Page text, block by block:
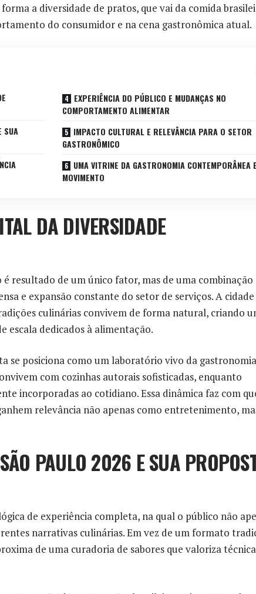
a diversidade de pratos, que vai da comida
do consumidor e na cena gastronômica atual.
SUA
EXPERIÊNCIA DO PÚBLICO E MUDANÇAS NO
COMPORTAMENTO ALIMENTAR
IMPACTO CULTURAL E RELEVÂNCIA PARA O SETOR
GASTRONÔMICO
UMA VITRINE DA GASTRONOMIA CONTEMPORÂNEA
MOVIMENTO
DA DIVERSIDADE
resultado de um único fator, mas de uma combinação
e expansão constante do setor de serviços. A cidade
culinárias convivem de forma natural, criando
escala dedicados à alimentação.
se posiciona como um laboratório vivo da gastronomia
com cozinhas autorais sofisticadas, enquanto
incorporadas ao cotidiano. Essa dinâmica faz com
relevância não apenas como entretenimento,
PAULO 2026 E SUA
de experiência completa, na qual o público não
narrativas culinárias. Em vez de um formato
de uma curadoria de sabores que valoriza